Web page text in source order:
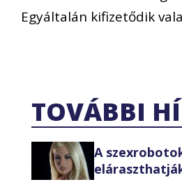
Egyáltalán kifizetődik
TOVÁBBI
A